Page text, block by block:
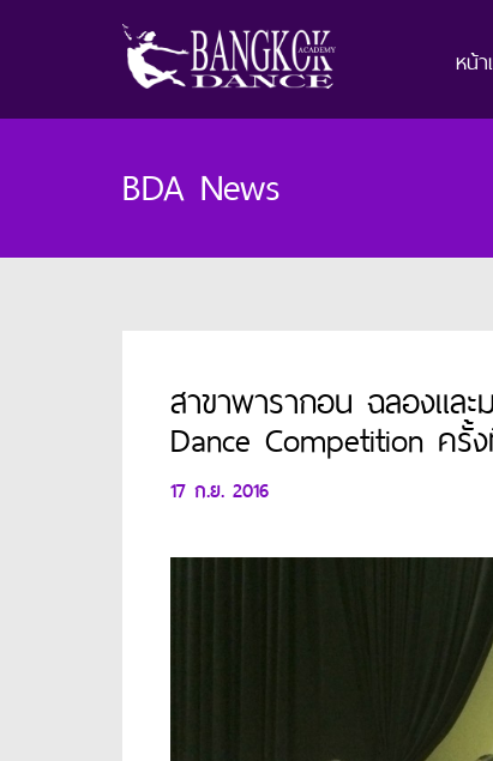
หน้
BDA News
สาขาพารากอน ฉลองแล
Dance Competition ครั้
17 ก.ย. 2016